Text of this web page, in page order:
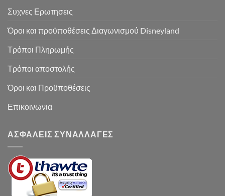
Συχνες Ερωτησεις
Όροι και προϋποθέσεις Διαγωνισμού Disneyland
Τρόποι Πληρωμής
Τρόποι αποστολής
Όροι και Προϋποθέσεις
Επικοινωνια
ΑΣΦΑΛΕΙΣ ΣΥΝΑΛΛΑΓΕΣ